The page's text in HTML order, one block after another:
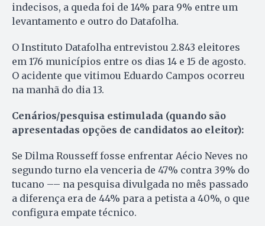
indecisos, a queda foi de 14% para 9% entre um
levantamento e outro do Datafolha.
O Instituto Datafolha entrevistou 2.843 eleitores
em 176 municípios entre os dias 14 e 15 de agosto.
O acidente que vitimou Eduardo Campos ocorreu
na manhã do dia 13.
Cenários/pesquisa estimulada (quando são
apresentadas opções de candidatos ao eleitor):
Se Dilma Rousseff fosse enfrentar Aécio Neves no
segundo turno ela venceria de 47% contra 39% do
tucano –– na pesquisa divulgada no mês passado
a diferença era de 44% para a petista a 40%, o que
configura empate técnico.